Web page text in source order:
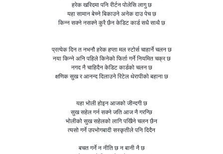
हरेक खरिदमा पनि रीर्टन पोलेसि लागु छ
यहा सामान बेच्ने बिकाउने अनेक दाउ पेच छ
किन्न सक्ने नसक्ने कुरै छैन केडिट कार्ड सधै साथै छ
प्रत्येक दिन त नभनौ हरेक हप्ता मल स्टोर्स चाहार्ने चलन छ
नया किन्ने अनि पहिले किनेको फिर्ता गर्ने नियमित चक्र छ
नगद नै चाहिदैन केडिट कार्डको चलन छ
क्षणिक सुख र आनन्द दिलाउने रिटेल थेरापीको बहाना छ
यहा भोली होइन आजको जीन्दगी छ
सुख सहेल गर्न सक्ने जति आज नै गरन्छि
भोलीको सुख सहेलको लागि पखिैने चलन छैन
त्यसो गर्ने उपभोगबादी सस्कृतीले पनि दिदैन
बचत गर्ने न नीति छ न बानी नै छ